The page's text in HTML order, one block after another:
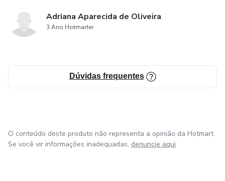
Adriana Aparecida de Oliveira
3 Ano Hotmarter
Dúvidas frequentes
O conteúdo deste produto não representa a opinião da Hotmart.
Se você vir informações inadequadas, denuncie aqui